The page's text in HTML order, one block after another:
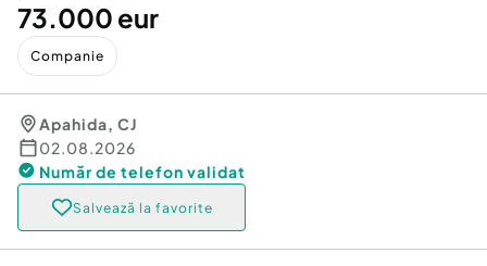
73.000 eur
Companie
Apahida, CJ
02.08.2026
Număr de telefon validat
Salvează la favorite